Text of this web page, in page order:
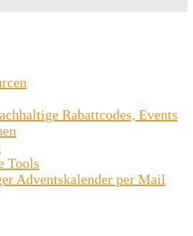
Rabattcodes, Events
Tools
Adventskalender per Mail